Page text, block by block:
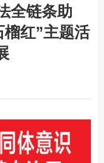
全链条助
榴红”主题活